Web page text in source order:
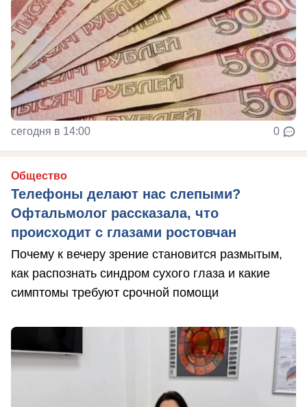
сегодня в 14:00 0
Общество
Телефоны делают нас слепыми?
Офтальмолог рассказала, что
происходит с глазами ростовчан
Почему к вечеру зрение становится размытым,
как распознать синдром сухого глаза и какие
симптомы требуют срочной помощи